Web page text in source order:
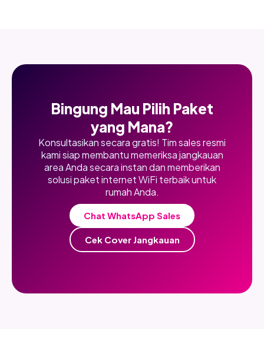
Bingung Mau Pilih Paket
yang Mana?
Konsultasikan secara gratis! Tim sales resmi
kami siap membantu memeriksa jangkauan
area Anda secara instan dan memberikan
solusi paket internet WiFi terbaik untuk
rumah Anda.
Chat WhatsApp Sales
Cek Cover Jangkauan